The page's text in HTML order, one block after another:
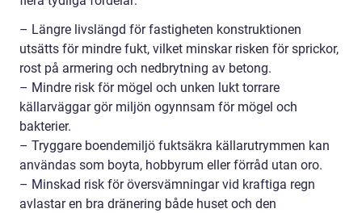
– Längre livslängd för fastigheten konstruktionen
utsätts för mindre fukt, vilket minskar risken för sprickor,
rost på armering och nedbrytning av betong.
– Mindre risk för mögel och unken lukt torrare
källarväggar gör miljön ogynnsam för mögel och
bakterier.
– Tryggare boendemiljö fuktsäkra källarutrymmen kan
användas som boyta, hobbyrum eller förråd utan oro.
– Minskad risk för översvämningar vid kraftiga regn
avlastar en bra dränering både huset och den